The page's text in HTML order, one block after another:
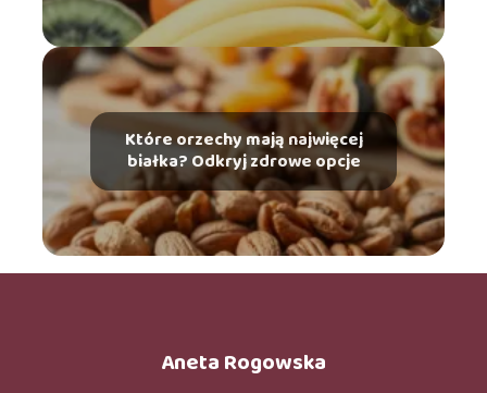
Które orzechy mają najwięcej
białka? Odkryj zdrowe opcje
Aneta Rogowska